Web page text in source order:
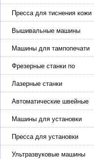
кожи,меха,поролона
Пресса для тиснения кожи
Вышивальные машины
Машины для тампопечати
Фрезерные станки по
металлу
Лазерные станки
Автоматические швейные
машины с программным
управлением
Машины для установки
жемчуга, бусин, заклепок и
фурнитура
Пресса для установки
фурнитуры: блочка,
люверсы, петля
Ультразвуковые машины